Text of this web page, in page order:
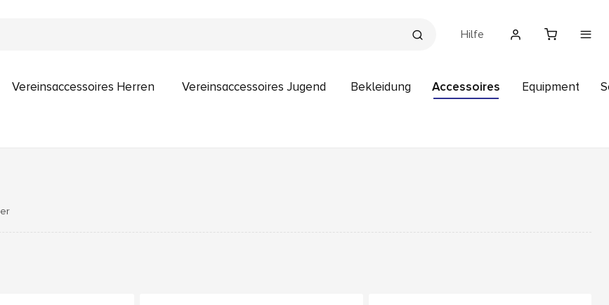
Hilfe
Vereinsaccessoires Herren Vereinsaccessoires Jugend Bekleidung Accessoires Equipment